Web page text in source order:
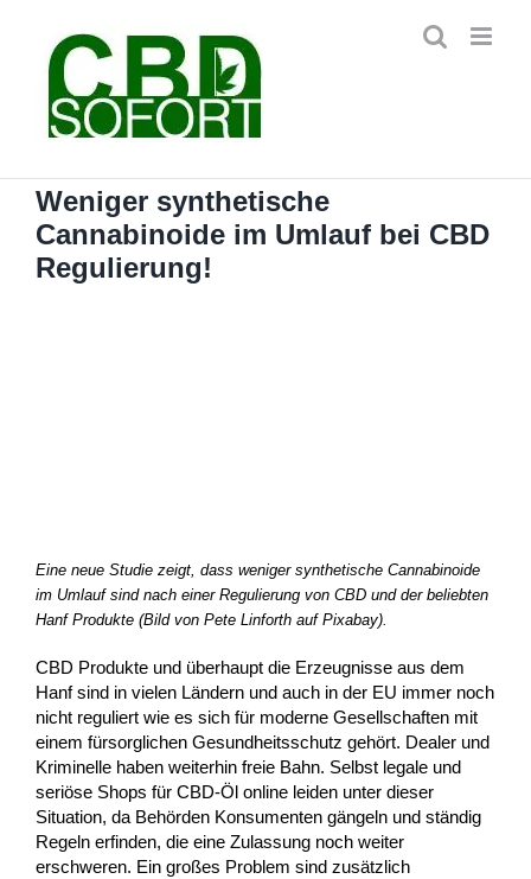
springen
Weniger synthetische
Cannabinoide im Umlauf bei CBD
Regulierung!
Eine neue Studie zeigt, dass weniger synthetische Cannabinoide
im Umlauf sind nach einer Regulierung von CBD und der beliebten
Hanf Produkte (Bild von Pete Linforth auf Pixabay).
CBD Produkte und überhaupt die Erzeugnisse aus dem
Hanf sind in vielen Ländern und auch in der EU immer noch
nicht reguliert wie es sich für moderne Gesellschaften mit
einem fürsorglichen Gesundheitsschutz gehört. Dealer und
Kriminelle haben weiterhin freie Bahn. Selbst legale und
seriöse Shops für CBD-Öl online leiden unter dieser
Situation, da Behörden Konsumenten gängeln und ständig
Regeln erfinden, die eine Zulassung noch weiter
erschweren. Ein großes Problem sind zusätzlich